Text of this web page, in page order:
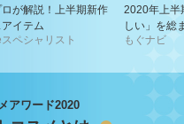
が解説！上半期新作
イテム
ペシャリスト
2020年上半
しい」を総
もぐナビ
アワード2020